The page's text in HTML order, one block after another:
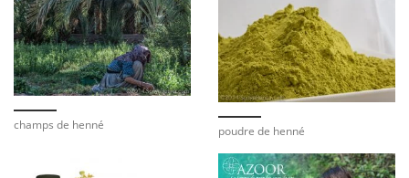
champs de henné poudre de henné